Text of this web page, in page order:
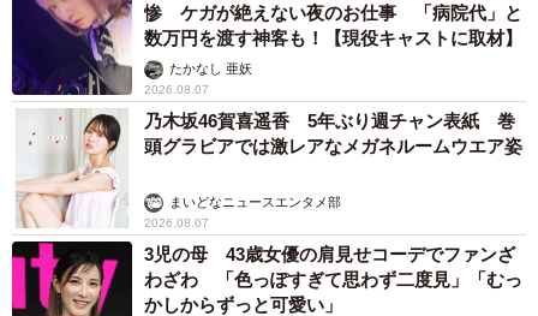
惨 ケガが絶えない夜のお仕事 「病院代」と
数万円を渡す神客も！【現役キャストに取材】
たかなし 亜妖
2026.08.07
乃木坂46賀喜遥香 5年ぶり週チャン表紙 巻
頭グラビアでは激レアなメガネルームウエア姿
まいどなニュースエンタメ部
2026.08.07
3児の母 43歳女優の肩見せコーデでファンざ
わざわ 「色っぽすぎて思わず二度見」「むっ
かしからずっと可愛い」